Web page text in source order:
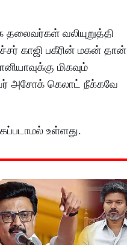
வலியுறுத்தி
காஜி பகீரின் மகன் தான்
மிகவும்
அசோக் கெலாட் நீக்கவே
உள்ளது.